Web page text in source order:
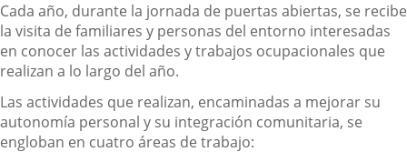
Cada año, durante la jornada de puertas abiertas, se recibe
la visita de familiares y personas del entorno interesadas
en conocer las actividades y trabajos ocupacionales que
realizan a lo largo del año.
Las actividades que realizan, encaminadas a mejorar su
autonomía personal y su integración comunitaria, se
engloban en cuatro áreas de trabajo: